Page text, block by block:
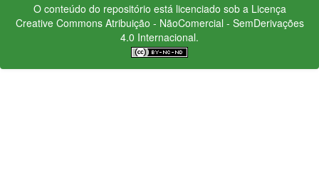
O conteúdo do repositório está licenciado sob a Licença
Creative CommonsAtribuição - NãoComercial - SemDerivações
4.0 Internacional.